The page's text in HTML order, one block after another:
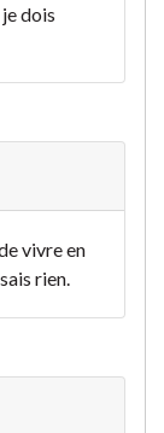
dois
vivre en
rien.